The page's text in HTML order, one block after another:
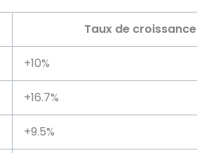
Taux de croissance
+10%
+16.7%
+9.5%